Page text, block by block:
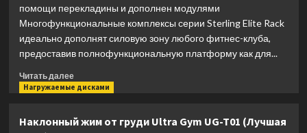
помощи перекладины и дополнен модулями
Многофункциональные комплексы серии Sterling Elite Rack
идеально дополнят силовую зону любого фитнес-клуба,
предоставив полнофункциональную платформу как для...
Читать далееПрочитать
больше
силовая
Нагружаемые дисками
Наклонный жим от груди Ultra Gym UG-T01 (Лучшая